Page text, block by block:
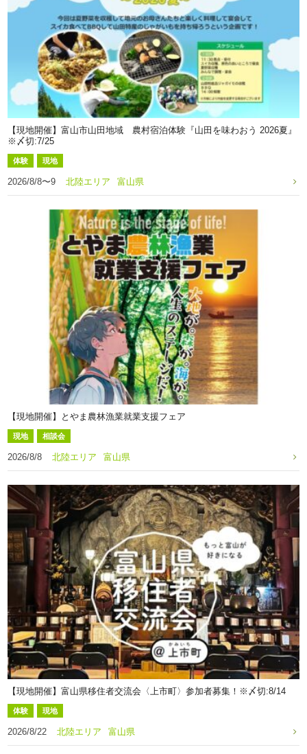
【現地開催】富山市山田地域 農村宿泊体験『山田を味わおう 2026夏』
※〆切:7/25
体験 現地
2026/8/8〜9 北陸エリア 富山県
【現地開催】とやま農林漁業就業支援フェア
現地 相談会
2026/8/8 北陸エリア 富山県
【現地開催】富山県移住者交流会〈上市町〉参加者募集！※〆切:8/14
体験 現地
2026/8/22 北陸エリア 富山県